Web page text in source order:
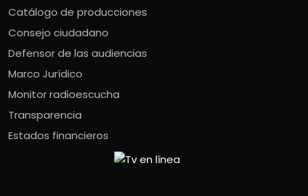
Catálogo de producciones
Consejo ciudadano
Defensor de las audiencias
Marco Jurídico
Monitor radioescucha
Transparencia
Estados financieros